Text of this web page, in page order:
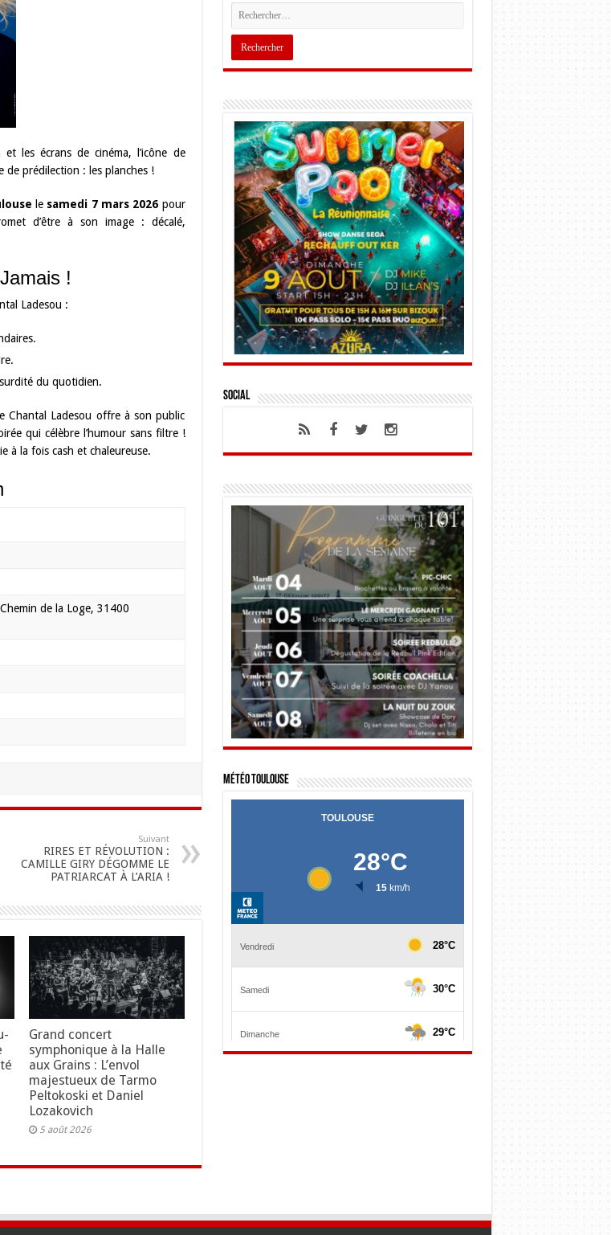
les écrans de cinéma, l’icône de
de prédilection : les planches !
le samedi 7 mars 2026 pour
d’être à son image : décalé,
!
Ladesou :
du quotidien.
Chantal Ladesou offre à son public
qui célèbre l’humour sans filtre !
à la fois cash et chaleureuse.
de la Loge, 31400
Suivant
RIRES ET RÉVOLUTION :
CAMILLE GIRY DÉGOMME LE
PATRIARCAT À L’ARIA !
Grand concert
symphonique à la Halle
aux Grains : L’envol
majestueux de Tarmo
Peltokoski et Daniel
Lozakovich
5 août 2026
Social
Météo Toulouse